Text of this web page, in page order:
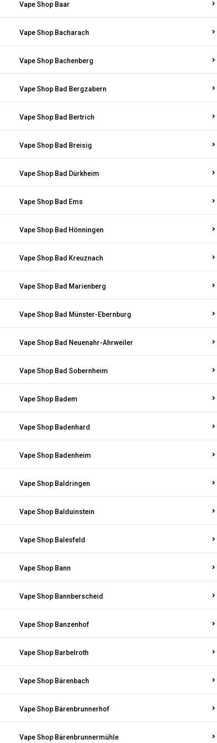
Vape Shop Baar
Vape Shop Bacharach
Vape Shop Bachenberg
Vape Shop Bad Bergzabern
Vape Shop Bad Bertrich
Vape Shop Bad Breisig
Vape Shop Bad Dürkheim
Vape Shop Bad Ems
Vape Shop Bad Hönningen
Vape Shop Bad Kreuznach
Vape Shop Bad Marienberg
Vape Shop Bad Münster-Ebernburg
Vape Shop Bad Neuenahr-Ahrweiler
Vape Shop Bad Sobernheim
Vape Shop Badem
Vape Shop Badenhard
Vape Shop Badenheim
Vape Shop Baldringen
Vape Shop Balduinstein
Vape Shop Balesfeld
Vape Shop Bann
Vape Shop Bannberscheid
Vape Shop Banzenhof
Vape Shop Barbelroth
Vape Shop Bärenbach
Vape Shop Bärenbrunnerhof
Vape Shop Bärenbrunnermühle